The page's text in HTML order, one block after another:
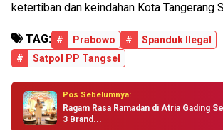
ketertiban dan keindahan Kota Tangerang
TAG: # Prabowo #
Spanduk Ilegal
#
Satpol PP Tangsel
Pos Sebelumnya:
Ragam Rasa Ramadan di Atria Gading
3 Brand...